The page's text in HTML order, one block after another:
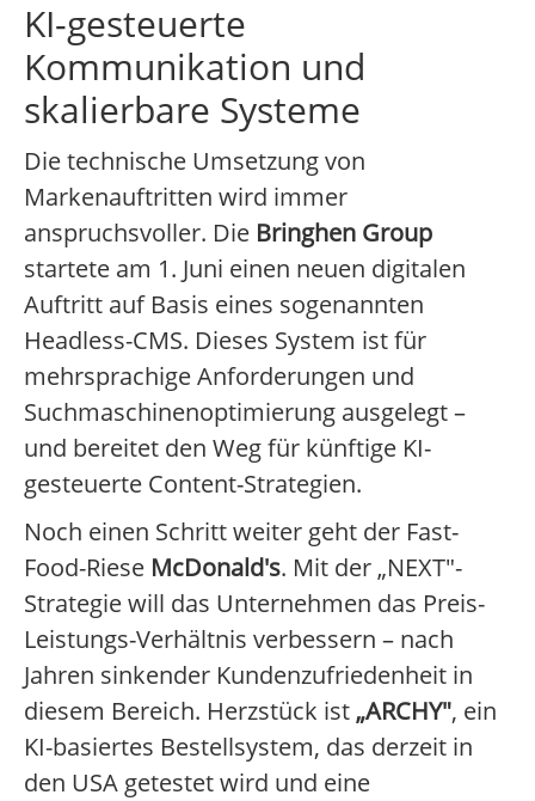
KI-gesteuerte
Kommunikation und
skalierbare Systeme
Die technische Umsetzung von
Markenauftritten wird immer
anspruchsvoller. Die Bringhen Group
startete am 1. Juni einen neuen digitalen
Auftritt auf Basis eines sogenannten
Headless-CMS. Dieses System ist für
mehrsprachige Anforderungen und
Suchmaschinenoptimierung ausgelegt –
und bereitet den Weg für künftige KI-
gesteuerte Content-Strategien.
Noch einen Schritt weiter geht der Fast-
Food-Riese McDonald's. Mit der „NEXT"-
Strategie will das Unternehmen das Preis-
Leistungs-Verhältnis verbessern – nach
Jahren sinkender Kundenzufriedenheit in
diesem Bereich. Herzstück ist „ARCHY", ein
KI-basiertes Bestellsystem, das derzeit in
den USA getestet wird und eine